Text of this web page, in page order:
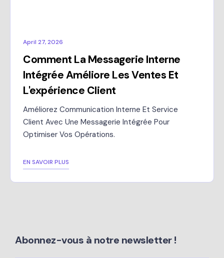
April 27, 2026
Comment La Messagerie Interne
Intégrée Améliore Les Ventes Et
L'expérience Client
Améliorez Communication Interne Et Service
Client Avec Une Messagerie Intégrée Pour
Optimiser Vos Opérations.
EN SAVOIR PLUS
Abonnez-vous à notre newsletter !